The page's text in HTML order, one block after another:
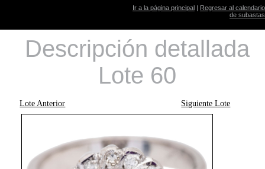
Ir a la página principal | Regresar al calendario
de subastas
Descripción detallada
Lote 60
Lote Anterior Siguiente Lote